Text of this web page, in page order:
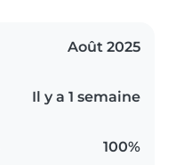
Août 2025
Il y a 1 semaine
100%